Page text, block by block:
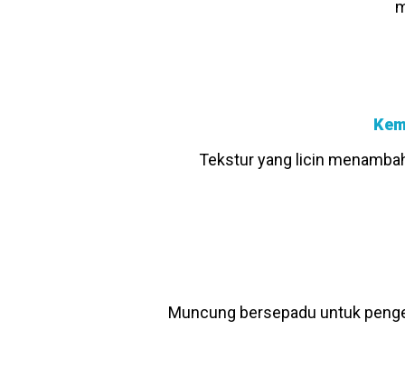
Tekstur yang licin
Muncung bersepadu untuk